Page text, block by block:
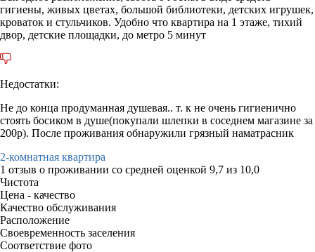
гигиены, живых цветах, большой библиотеки, детских игрушек,
кроваток и стульчиков. Удобно что квартира на 1 этаже, тихий
двор, детские площадки, до метро 5 минут
Недостатки:
Не до конца продуманная душевая.. т. к не очень гигиенично
стоять босиком в душе(покупали шлепки в соседнем магазине за
200р). После проживания обнаружили грязный наматрасник
2-комнатная квартира
1 отзыв о проживании со средней оценкой 9,7 из 10,0
Чистота
Цена - качество
Качество обслуживания
Расположение
Своевременность заселения
Соответствие фото